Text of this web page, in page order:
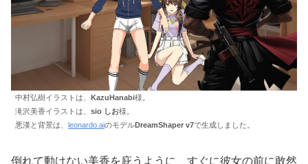
中村弘樹イラストは、 KazuHanabi様。
滝沢美香イラストは、 sio しお様。
悪漢と背景は、 leonardo.aiのモデルDreamShaper v7で生成しました。
倒れて動けない美香を庇うように、すぐに彼女の前に敢然